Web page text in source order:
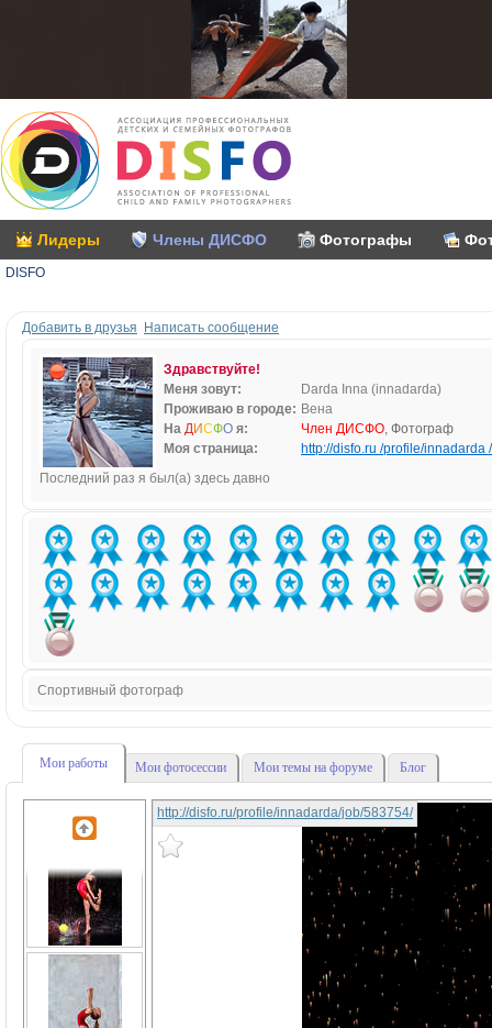
Лидеры Члены ДИСФО Фотографы
DISFO
Добавить в друзья Написать сообщение
Здравствуйте!
Меня зовут:
Darda Inna (innadarda)
Проживаю в городе: Вена
На ДИСФО я: Член ДИСФО, Фотограф
Моя страница:
http://disfo.ru /profile/innadarda /
Последний раз я был(а) здесь давно
Спортивный фотограф
Мои работы Мои фотосессии Мои темы на форуме Блог
http://disfo.ru/profile/innadarda/job/583754/